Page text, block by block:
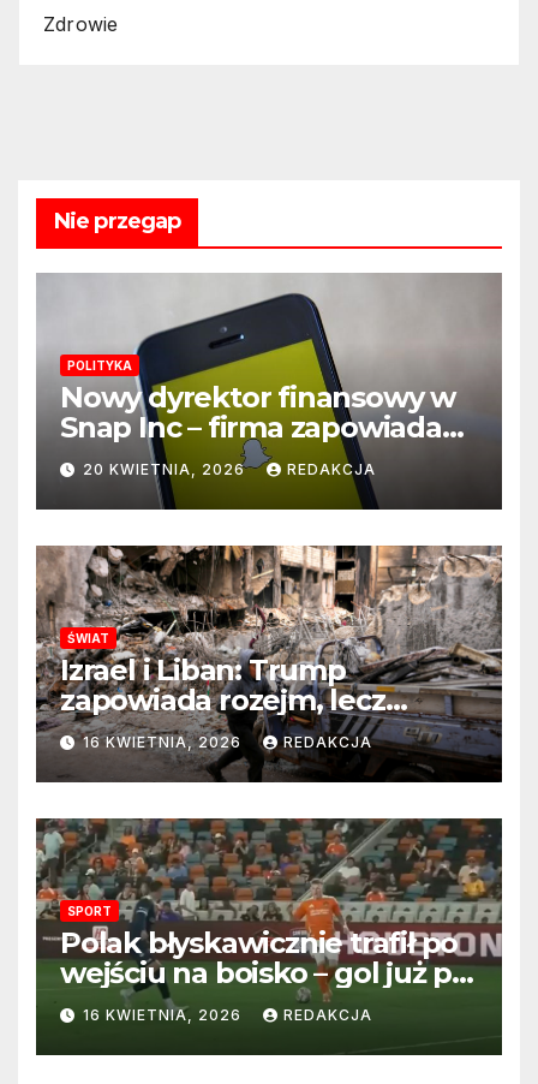
Zdrowie
Nie przegap
POLITYKA
Nowy dyrektor finansowy w
Snap Inc – firma zapowiada
zmianę na kluczowym
stanowisku
20 KWIETNIA, 2026 REDAKCJA
ŚWIAT
Izrael i Liban: Trump
zapowiada rozejm, lecz
perspektywa zakończenia
wojny wciąż odległa
16 KWIETNIA, 2026 REDAKCJA
SPORT
Polak błyskawicznie trafił po
wejściu na boisko – gol już po
22 sekundach!
16 KWIETNIA, 2026 REDAKCJA